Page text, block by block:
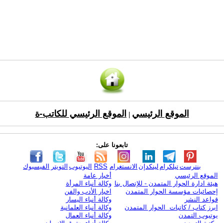
الموقع الرئيسي الموقع الرئيسي للكاتب-ة
تابعونا على:
الفيسبوك التويتر اليوتيوب RSS الانستغرام لينكدإن تيلكرامبنترست
الموقع الرئيسي
هيئة ادارة الحوار المتمدن - للإتصال بنا
إحصائيات مؤسسة الحوار المتمدن
قواعد النشر
ابرز كتاب / كاتبات الحوار المتمدن
يوتيوب التمدن
أخبار عامة
وكالة أنباء المرأة
اخبار الأدب والفن
وكالة أنباء اليسار
وكالة أنباء العلمانية
وكالة أنباء العمال